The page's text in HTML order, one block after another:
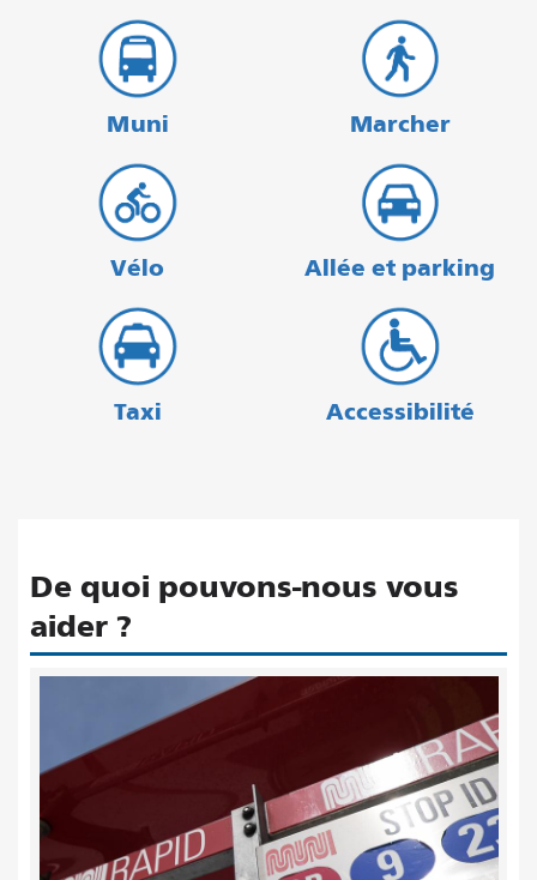
Muni Marcher
Vélo Allée et parking
Taxi Accessibilité
De quoi pouvons-nous vous
aider ?